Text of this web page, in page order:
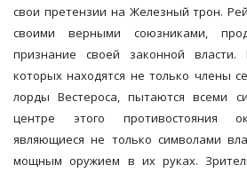
свои претензии на Железный трон.
своими верными союзниками,
признание своей законной власти.
которых находятся не только члены
лорды Вестероса, пытаются всеми
центре этого противостояния
являющиеся не только символами
мощным оружием в их руках.